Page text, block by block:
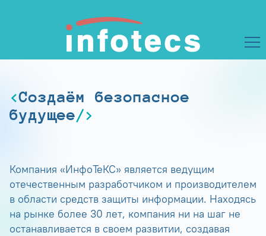
Создаём безопасное
будущее
Компания «ИнфоТеКС» является ведущим
отечественным разработчиком и производителем
в области средств защиты информации. Находясь
на рынке более 30 лет, компания ни на шаг не
останавливается в своем развитии, создавая